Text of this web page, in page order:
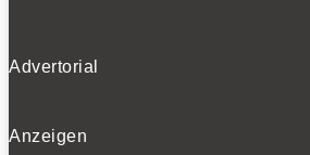
Advertorial
Anzeigen